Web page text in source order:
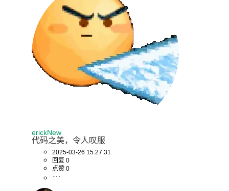
erickNew
代码之美，令人叹服
2025-03-26 15:27:31
回复 0
点赞 0